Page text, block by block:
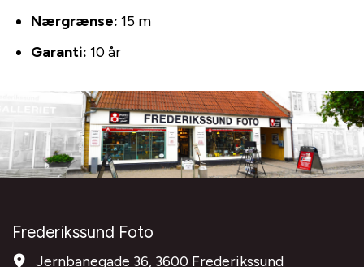
Nærgrænse: 15 m
Garanti: 10 år
Frederikssund Foto
Jernbanegade 36, 3600 Frederikssund